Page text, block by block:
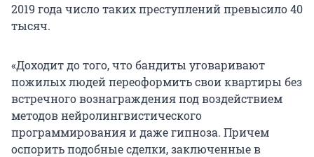
2019 года число таких преступлений превысило 40
тысяч.
«Доходит до того, что бандиты уговаривают
пожилых людей переоформить свои квартиры без
встречного вознаграждения под воздействием
методов нейролингвистического
программирования и даже гипноза. Причем
оспорить подобные сделки, заключенные в